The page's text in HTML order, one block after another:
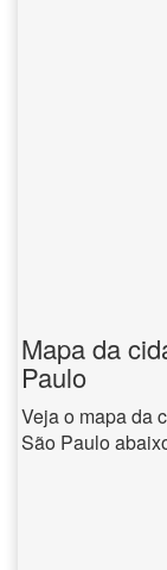
Mapa da
Paulo
Veja o mapa da
São Paulo